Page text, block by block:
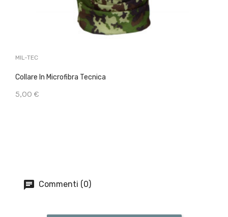
MIL-TEC
Collare In Microfibra Tecnica
5,00 €
Commenti (0)